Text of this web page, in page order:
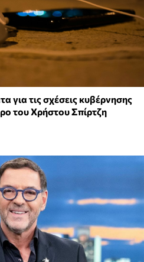
για τις σχέσεις κυβέρνησης
του Χρήστου Σπίρτζη